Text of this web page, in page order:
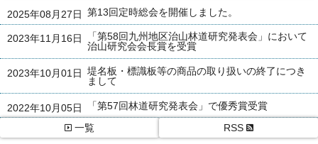
2025年08月27日 第13回定時総会を開催しました。
2023年11月16日
「第58回九州地区治山林道研究発表会」において
治山研究会会長賞を受賞
2023年10月01日 堤名板・標識板等の商品の取り扱いの終了につき
まして
2022年10月05日
「第57回林道研究発表会」で優秀賞受賞
一覧
RSS